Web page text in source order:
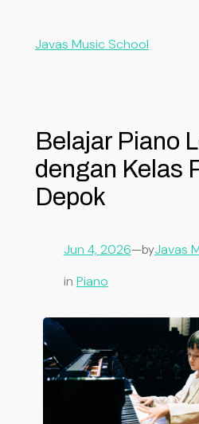
Javas Music School
Belajar Piano
dengan Kelas
Depok
Jun 4, 2026—byJavas
in Piano